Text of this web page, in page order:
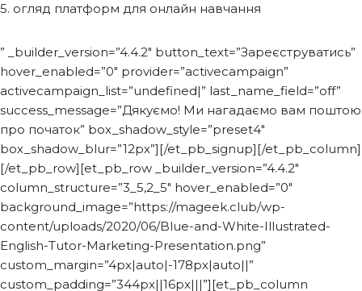
5. огляд платформ для онлайн навчання
” _builder_version=”4.4.2″ button_text=”Зареєструватись”
hover_enabled=”0″ provider=”activecampaign”
activecampaign_list=”undefined|” last_name_field=”off”
success_message=”Дякуємо! Ми нагадаємо вам поштою
про початок” box_shadow_style=”preset4″
box_shadow_blur=”12px”][/et_pb_signup][/et_pb_column]
[/et_pb_row][et_pb_row _builder_version=”4.4.2″
column_structure=”3_5,2_5″ hover_enabled=”0″
background_image=”https://mageek.club/wp-
content/uploads/2020/06/Blue-and-White-Illustrated-
English-Tutor-Marketing-Presentation.png”
custom_margin=”4px|auto|-178px|auto||”
custom_padding=”344px||16px|||”][et_pb_column